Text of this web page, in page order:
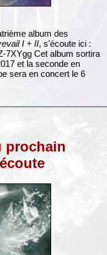
album des
I + II, s'écoute ici :
7XYggCet album sortira
et la seconde en
sera en concert le 6
prochain